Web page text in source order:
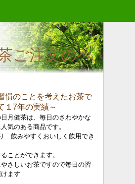
ご注文のペ
慣のことを考えたお茶で
１7年の実績～
月健茶は、毎日のさわやかな
気のある商品です。
飲みやすくおいしく飲用でき
ことができます。
さしいお茶ですので毎日の習
ます